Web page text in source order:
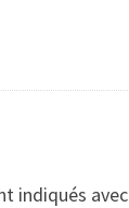
indiqués avec